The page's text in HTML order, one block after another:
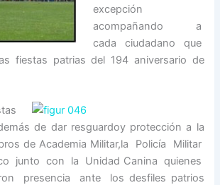
excepción
acompañando a
cada ciudadano que
fiestas patrias del 194 aniversario de
de dar resguardoy protección a la
de Academia Militar,la Policía Militar
junto con la Unidad Canina quienes
presencia ante los desfiles patrios